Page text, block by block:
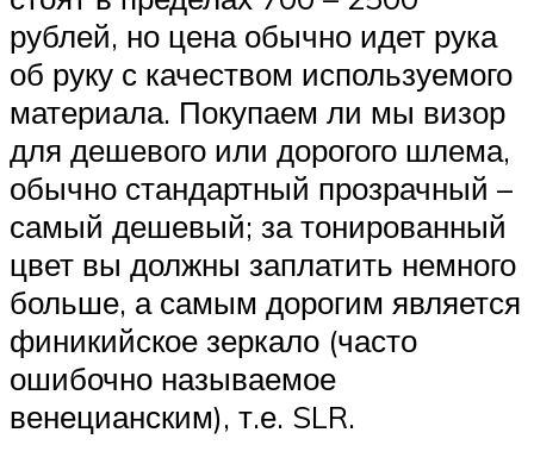
рублей, но цена обычно идет рука
об руку с качеством используемого
материала. Покупаем ли мы визор
для дешевого или дорогого шлема,
обычно стандартный прозрачный –
самый дешевый; за тонированный
цвет вы должны заплатить немного
больше, а самым дорогим является
финикийское зеркало (часто
ошибочно называемое
венецианским), т.е. SLR.